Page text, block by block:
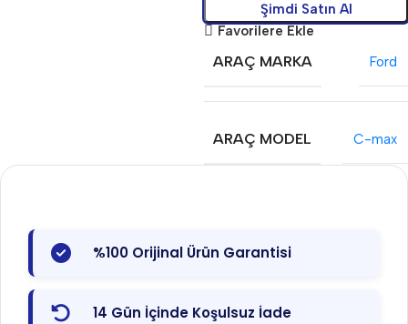
Şimdi Satın Al
Favorilere Ekle
ARAÇ MARKA Ford
ARAÇ MODEL C-max
%100 Orijinal Ürün Garantisi
14 Gün İçinde Koşulsuz İade